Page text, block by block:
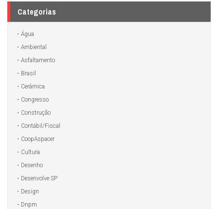
Categorias
Água
Ambiental
Asfaltamento
Brasil
Cerâmica
Congresso
Construção
Contábil/Fiscal
CoopAspacer
Cultura
Desenho
Desenvolve SP
Design
Dnpm